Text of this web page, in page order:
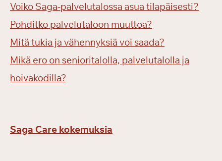
Voiko Saga-palvelutalossa asua tilapäisesti?
Pohditko palvelutaloon muuttoa?
Mitä tukia ja vähennyksiä voi saada?
Mikä ero on senioritalolla, palvelutalolla ja
hoivakodilla?
Saga Care kokemuksia